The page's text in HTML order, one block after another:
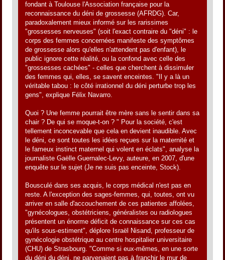
fondant à Toulouse l'Association française pour la
reconnaissance du déni de grossesse (AFRDG). Car,
paradoxalement mieux informé sur les rarissimes
"grossesses nerveuses" (soit l'exact contraire du "déni" : le
corps des femmes concernées manifeste des symptômes
de grossesse alors qu'elles n'attendent pas d'enfant), le
public ignore cette réalité, ou la confond avec celle des
"grossesses cachées" - celles que cherchent à dissimuler
des femmes qui, elles, se savent enceintes. "Il y a là un
véritable tabou : le côté irrationnel du déni perturbe trop les
gens", explique Félix Navarro.
Quoi ? Une femme pourrait être mère sans le sentir dans sa
chair ? De qui se moque-t-on ? " Pour la société, c'est
tellement inconcevable que cela en devient inaudible. Avec
le déni, ce sont toutes les idées reçues sur la maternité et
le fameux instinct maternel qui volent en éclats", analyse la
journaliste Gaëlle Guernalec-Levy, auteure, en 2007, d'une
enquête sur le sujet (Je ne suis pas enceinte, Stock).
Bousculé dans ses acquis, le corps médical n'est pas en
reste. A l'exception des sages-femmes, qui, toutes, ont vu
arriver en salle d'accouchement de ces patientes affolées,
"gynécologues, obstétriciens, généralistes ou radiologues
présentent un énorme déficit de connaissance sur ces cas
qu'ils sous-estiment", déplore Israël Nisand, professeur de
gynécologie obstétrique au centre hospitalier universitaire
(CHU) de Strasbourg. "Comme si eux-mêmes, en une sorte
du déni du déni, ne parvenaient pas à franchir le mur de